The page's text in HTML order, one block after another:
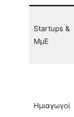
Startups &
ΜμΕ
Ημιαγωγοί